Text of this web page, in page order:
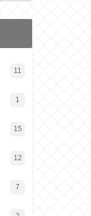
11
1
15
12
7